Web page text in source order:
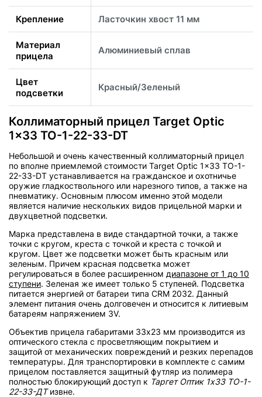
Крепление Ласточкин хвост 11 мм
Материал
прицела
Алюминиевый сплав
Цвет
подсветки
Красный/Зеленый
Коллиматорный прицел Target Optic
1x33 TO-1-22-33-DT
Небольшой и очень качественный коллиматорный прицел
по вполне приемлемой стоимости Target Optic 1x33 TO-1-
22-33-DT устанавливается на гражданское и охотничье
оружие гладкоствольного или нарезного типов, а также на
пневматику. Основным плюсом именно этой модели
является наличие нескольких видов прицельной марки и
двухцветной подсветки.
Марка представлена в виде стандартной точки, а также
точки с кругом, креста с точкой и креста с точкой и
кругом. Цвет же подсветки может быть красным или
зеленым. Причем красная подсветка может
регулироваться в более расширенном диапазоне от 1 до 10
ступени. Зеленая же имеет только 5 ступеней. Подсветка
питается энергией от батареи типа CRM 2032. Данный
элемент питания очень долговечен и относится к литиевым
батареям напряжением 3V.
Объектив прицела габаритами 33х23 мм производится из
оптического стекла с просветляющим покрытием и
защитой от механических повреждений и резких перепадов
температуры. Для транспортировки в комплекте с самим
прицелом поставляется защитный футляр из полимера
полностью блокирующий доступ к Таргет Оптик 1х33 ТО-1-
22-33-ДТизвне.